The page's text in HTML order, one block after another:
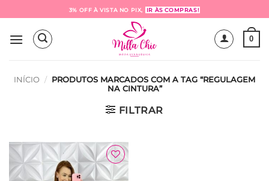
to
content
3% OFF À VISTA NO PIX, IR ÀS COMPRAS!
0
INÍCIO / PRODUTOS MARCADOS COM A TAG “REGULAGEM
NA CINTURA”
FILTRAR
Adicionar